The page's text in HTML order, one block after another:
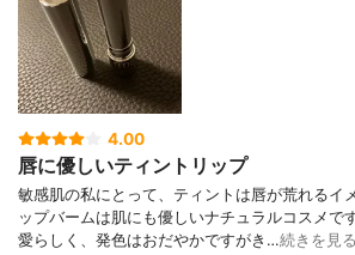
4.00
唇に優しいティントリップ
敏感肌の私にとって、ティントは唇が荒れるイ
ップバームは肌にも優しいナチュラルコスメで
愛らしく、発色はおだやかですがき…続きを見る